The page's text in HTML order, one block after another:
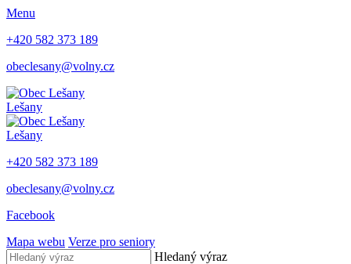
Menu
+420 582 373 189
obeclesany@volny.cz
Lešany
Lešany
+420 582 373 189
obeclesany@volny.cz
Facebook
Mapa webu Verze pro seniory
Hledaný výraz